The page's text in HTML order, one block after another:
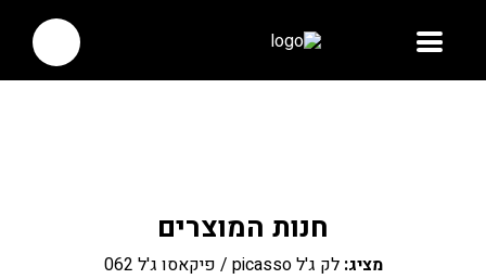
חנות המוצרים
מציג: לק ג'ל picasso / פיקאסו ג'ל 062